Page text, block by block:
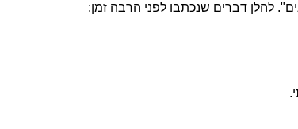
להלן דברים שנכתבו לפני הרבה זמן: